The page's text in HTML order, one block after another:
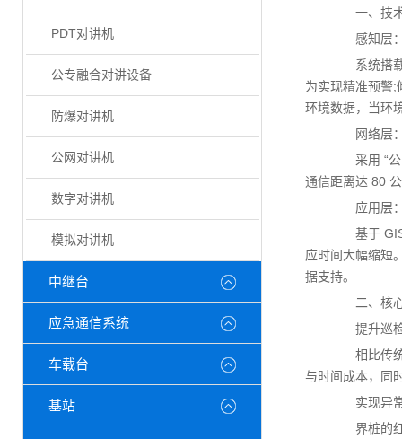
PDT对讲机
公专融合对讲设备
防爆对讲机
公网对讲机
数字对讲机
模拟对讲机
中继台
应急通信系统
车载台
基站
一、技术
感知层：
系统搭载
为实现精准预警;
环境数据，当环
网络层：
采用 “公
通信距离达 80
应用层：
基于 GIS
应时间大幅缩短
据支持。
二、核心
提升巡检
相比传统
与时间成本，同
实现异常
界桩的红